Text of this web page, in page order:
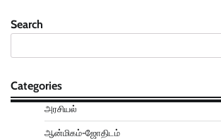
Search
Categories
அரசியல்
ஆன்மிகம்-ஜோதிடம்